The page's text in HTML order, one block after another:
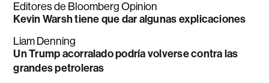
Editores de Bloomberg Opinion
Kevin Warsh tiene que dar algunas explicaciones
Liam Denning
Un Trump acorralado podría volverse contra las
grandes petroleras